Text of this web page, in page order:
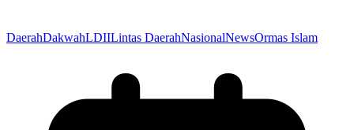
DaerahDakwahLDIILintas DaerahNasionalNewsOrmas Islam